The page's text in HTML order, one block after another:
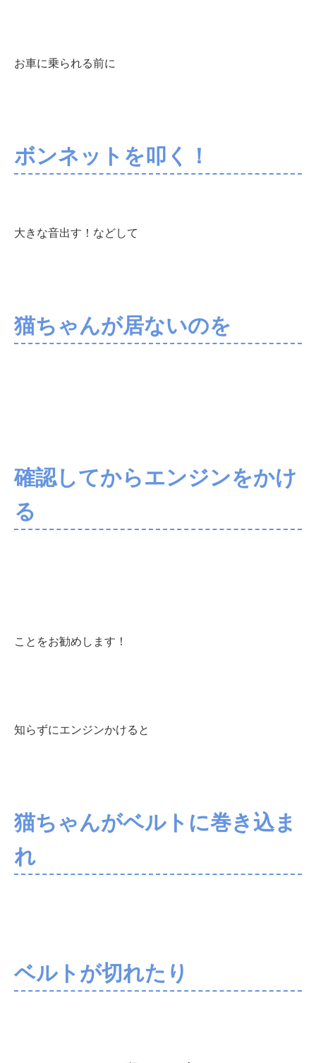
お車に乗られる前に
ボンネットを叩く！
大きな音出す！などして
猫ちゃんが居ないのを
確認してからエンジンをかけ
る
ことをお勧めします！
知らずにエンジンかけると
猫ちゃんがベルトに巻き込ま
れ
ベルトが切れたり